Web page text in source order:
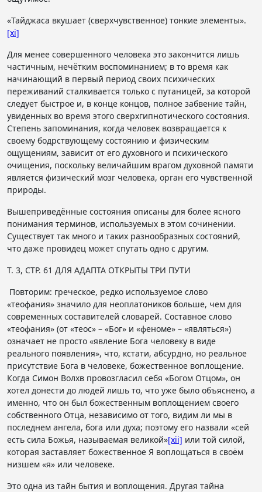
«Тайджаса вкушает (сверхчувственное) тонкие элементы».
[xi]
Для менее совершенного человека это закончится лишь
частичным, нечётким воспоминанием; в то время как
начинающий в первый период своих психических
переживаний сталкивается только с путаницей, за которой
следует быстрое и, в конце концов, полное забвение тайн,
увиденных во время этого сверхгипнотического состояния.
Степень запоминания, когда человек возвращается к
своему бодрствующему состоянию и физическим
ощущениям, зависит от его духовного и психического
очищения, поскольку величайшим врагом духовной памяти
является физический мозг человека, орган его чувственной
природы.
Вышеприведённые состояния описаны для более ясного
понимания терминов, используемых в этом сочинении.
Существует так много и таких разнообразных состояний,
что даже провидец может спутать одно с другим.
Т. 3, СТР. 61 ДЛЯ АДАПТА ОТКРЫТЫ ТРИ ПУТИ
Повторим: греческое, редко используемое слово
«теофания» значило для неоплатоников больше, чем для
современных составителей словарей. Составное слово
«теофания» (от «теос» – «Бог» и «феноме» – «являться»)
означает не просто «явление Бога человеку в виде
реального появления», что, кстати, абсурдно, но реальное
присутствие Бога в человеке, божественное воплощение.
Когда Симон Волхв провозгласил себя «Богом Отцом», он
хотел донести до людей лишь то, что уже было объяснено, а
именно, что он был божественным воплощением своего
собственного Отца, независимо от того, видим ли мы в
последнем ангела, бога или духа; поэтому его назвали «сей
есть сила Божья, называемая великой»[xii] или той силой,
которая заставляет божественное Я воплощаться в своём
низшем «я» или человеке.
Это одна из тайн бытия и воплощения. Другая тайна